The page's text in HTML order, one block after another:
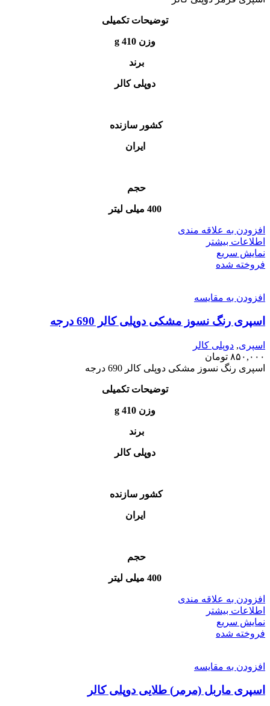
توضیحات تکمیلی
وزن 410 g
برند
دوپلی کالر
کشور سازنده
ایران
حجم
400 میلی لیتر
افزودن به علاقه مندی
اطلاعات بیشتر
نمایش سریع
فروخته شده
افزودن به مقایسه
اسپری رنگ نسوز مشکی دوپلی کالر 690 درجه
اسپری, دوپلی کالر
۸۵۰,۰۰۰ تومان
اسپری رنگ نسوز مشکی دوپلی کالر 690 درجه
توضیحات تکمیلی
وزن 410 g
برند
دوپلی کالر
کشور سازنده
ایران
حجم
400 میلی لیتر
افزودن به علاقه مندی
اطلاعات بیشتر
نمایش سریع
فروخته شده
افزودن به مقایسه
اسپری ماربل (مرمر) طلایی دوپلی کالر